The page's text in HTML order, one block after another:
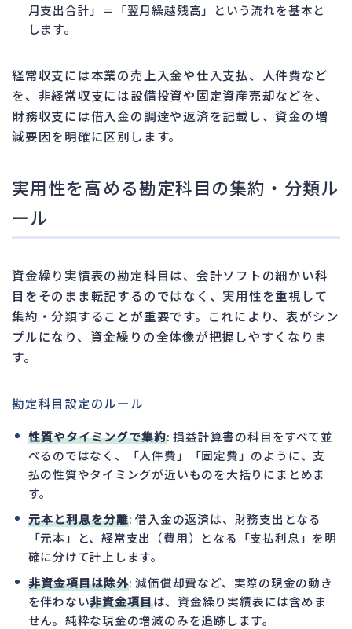
月支出合計」＝「翌月繰越残高」という流れを基本と
します。
経常収支には本業の売上入金や仕入支払、人件費など
を、非経常収支には設備投資や固定資産売却などを、
財務収支には借入金の調達や返済を記載し、資金の増
減要因を明確に区別します。
実用性を高める勘定科目の集約・分類ル
ール
資金繰り実績表の勘定科目は、会計ソフトの細かい科
目をそのまま転記するのではなく、実用性を重視して
集約・分類することが重要です。これにより、表がシン
プルになり、資金繰りの全体像が把握しやすくなりま
す。
勘定科目設定のルール
性質やタイミングで集約: 損益計算書の科目をすべて並
べるのではなく、「人件費」「固定費」のように、支
払の性質やタイミングが近いものを大括りにまとめま
す。
元本と利息を分離: 借入金の返済は、財務支出となる
「元本」と、経常支出（費用）となる「支払利息」を明
確に分けて計上します。
非資金項目は除外: 減価償却費など、実際の現金の動き
を伴わない非資金項目は、資金繰り実績表には含めま
せん。純粋な現金の増減のみを追跡します。